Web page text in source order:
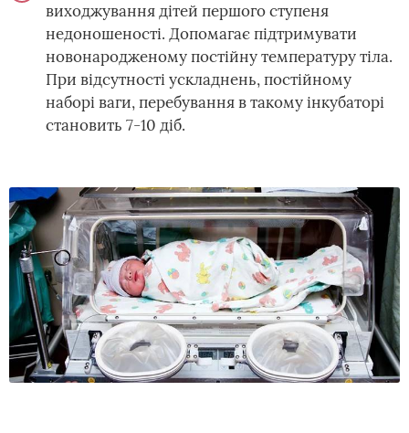
виходжування дітей першого ступеня
недоношеності. Допомагає підтримувати
новонародженому постійну температуру тіла.
При відсутності ускладнень, постійному
наборі ваги, перебування в такому інкубаторі
становить 7-10 діб.